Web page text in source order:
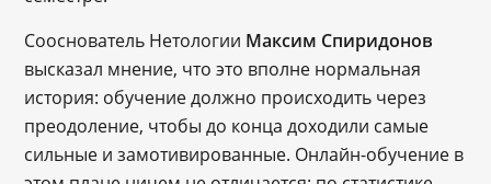
Сооснователь Нетологии Максим Спиридонов
высказал мнение, что это вполне нормальная
история: обучение должно происходить через
преодоление, чтобы до конца доходили самые
сильные и замотивированные. Онлайн-обучение в